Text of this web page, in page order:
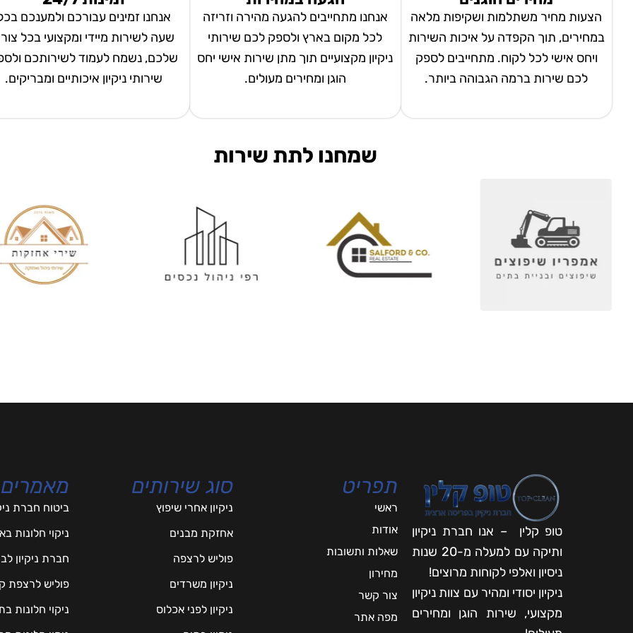
הצעות מחיר משתלמות ושקיפות מלאה
במחירים, תוך הקפדה על איכות השירות
ויחס אישי לכל לקוח. מתחייבים לספק
לכם שירות ברמה הגבוהה ביותר.
אנחנו מתחייבים להגעה מהירה וזריזה
לכל מקום בארץ ולספק לכם שירותי
ניקיון מקצועיים תוך מתן שירות אישי יחס
הוגן ומחירים מעולים.
אנחנו זמינים עבורכם ולמענכם
שעה לשירות מיידי ומקצועי בכל
שלכם, נשמח לעמוד לשירותכם
שירותי ניקיון איכותיים ומבריקים.
שמחנו לתת שירות
טופ קלין – אנו חברת ניקיון
ותיקה עם למעלה מ-20 שנות
ניסיון ואלפי לקוחות מרוצים!
ניקיון יסודי ומהיר עם צוות ניקיון
מקצועי, שירות הוגן ומחירים
תפריט
ראשי
אודות
שאלות ותשובות
מחירון
צור קשר
מפה אתר
סוג שירותים
ניקיון אחרי שיפוץ
אחזקת מבנים
פוליש לרצפה
ניקיון משרדים
ניקיון לפני אכלוס
מאמרים
ביטוח חברת
ניקוי חלונות
חברת ניקיון
פוליש לרצפת
ניקוי חלונות